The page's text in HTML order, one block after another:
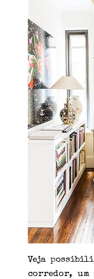
Veja
corredor, um